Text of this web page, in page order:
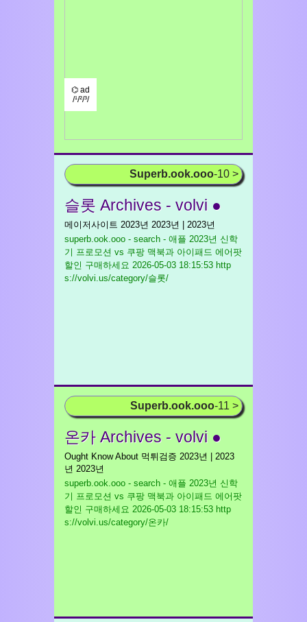
⌬ ad
/¹/²/³/
Superb.ook.ooo-10 >
슬롯 Archives - volvi ●
메이저사이트 2023년 2023년 | 2023년
superb.ook.ooo - search - 애플 2023년 신학
기 프로모션 vs 쿠팡 맥북과 아이패드 에어팟
할인 구매하세요 2026-05-03 18:15:53 http
s://volvi.us/category/슬롯/
Superb.ook.ooo-11 >
온카 Archives - volvi ●
Ought Know About 먹튀검증 2023년 | 2023
년 2023년
superb.ook.ooo - search - 애플 2023년 신학
기 프로모션 vs 쿠팡 맥북과 아이패드 에어팟
할인 구매하세요 2026-05-03 18:15:53 http
s://volvi.us/category/온카/